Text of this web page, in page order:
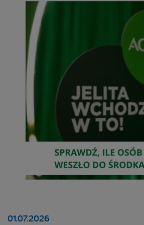
01.07.2026